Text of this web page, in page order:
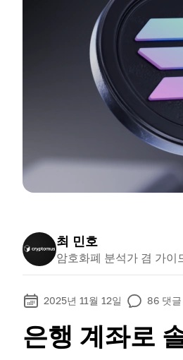
최 민호
암호화폐 분석가 겸 가
2025년 11월 12일 86 댓글
은행 계좌로